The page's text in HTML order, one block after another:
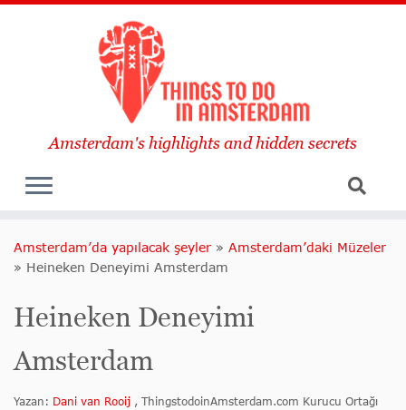
Amsterdam's highlights and hidden secrets
Amsterdam’da yapılacak şeyler » Amsterdam’daki Müzeler
» Heineken Deneyimi Amsterdam
Heineken Deneyimi
Amsterdam
Yazan: Dani van Rooij , ThingstodoinAmsterdam.com Kurucu Ortağı